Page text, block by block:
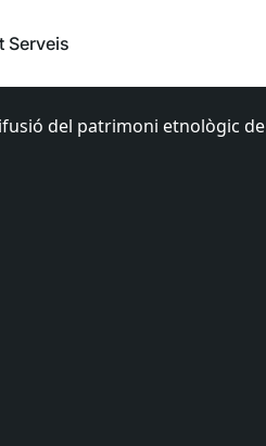
Serveis
del patrimoni etnològic de